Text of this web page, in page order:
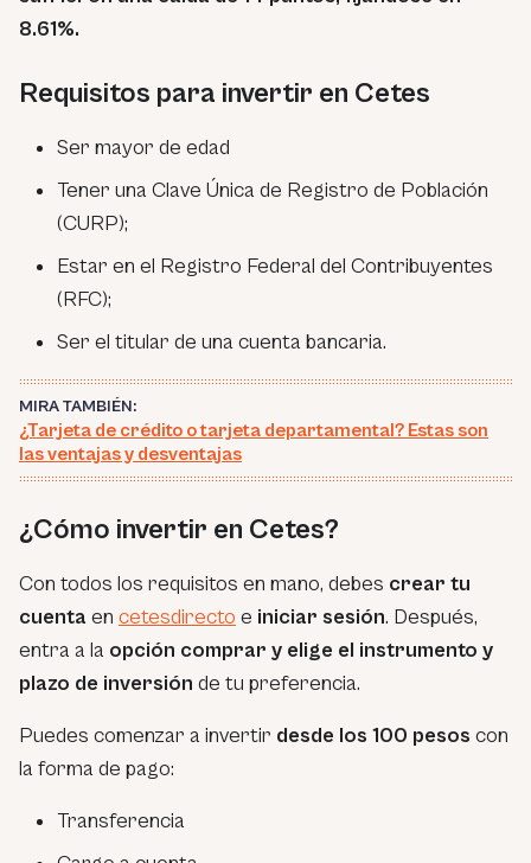
8.61%.
Requisitos para invertir en Cetes
Ser mayor de edad
Tener una Clave Única de Registro de Población
(CURP);
Estar en el Registro Federal del Contribuyentes
(RFC);
Ser el titular de una cuenta bancaria.
MIRA TAMBIÉN:
¿Tarjeta de crédito o tarjeta departamental? Estas son
las ventajas y desventajas
¿Cómo invertir en Cetes?
Con todos los requisitos en mano, debes crear tu
cuenta en cetesdirecto e iniciar sesión. Después,
entra a la opción comprar y elige el instrumento y
plazo de inversión de tu preferencia.
Puedes comenzar a invertir desde los 100 pesos con
la forma de pago:
Transferencia